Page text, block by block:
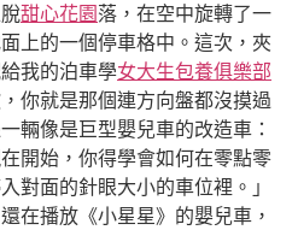
甜心花園落，在空中旋轉了一
上的一個停車格中。這次，夾
我的泊車學女大生包養俱樂部
你就是那個連方向盤都沒摸過
輛像是巨型嬰兒車的改造車：
開始，你得學會如何在零點零
對面的針眼大小的車位裡。」
在播放《小星星》的嬰兒車，